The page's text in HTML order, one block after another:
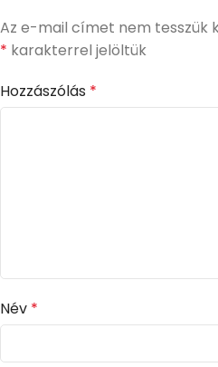
Az e-mail címet nem tesszük
* karakterrel jelöltük
Hozzászólás *
Név *